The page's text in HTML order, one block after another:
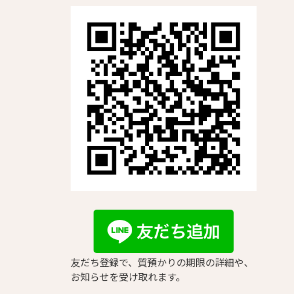
友だち登録で、質預かりの期限の詳細や、
お知らせを受け取れます。